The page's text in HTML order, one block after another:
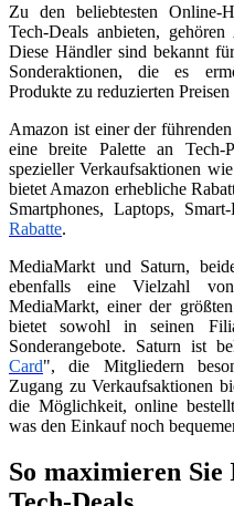
Zu den beliebtesten Online-
Tech-Deals anbieten,
Diese Händler sind bekannt
Sonderaktionen, die es
Produkte zu reduzierten
Amazon ist einer der
eine breite Palette an Tech-
spezieller Verkaufsaktionen
bietet Amazon erhebliche
Smartphones, Laptops, Smart-
Rabatte.
MediaMarkt und Saturn,
ebenfalls eine Vielzahl
MediaMarkt, einer der
bietet sowohl in seinen
Sonderangebote. Saturn ist
Card", die Mitgliedern
Zugang zu Verkaufsaktionen
die Möglichkeit, online
was den Einkauf noch
So maximieren